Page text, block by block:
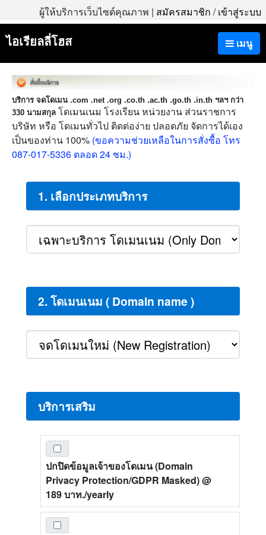
ผู้ให้บริการเว็บไซต์คุณภาพ | สมัครสมาชิก /เข้าสู่ระบบ
เมนู
ไอเรียลลี่โฮส
บริการ จดโดเมน .com .net .org .co.th .ac.th .go.th .in.th ฯลฯ กว่า
330 นามสกุล โดเมนเนม โรงเรียน หน่วยงาน ส่วนราชการ
บริษัท หรือ โดเมนทั่วไป ติดต่อง่าย ปลอดภัย จัดการได้เอง
เป็นของท่าน 100% (ขอความช่วยเหลือในการสั่งซื้อ โทร
087-017-5336 ตลอด 24 ชม.)
1. เลือกประเภทบริการ
2. โดเมนเนม ( Domain name )
บริการเสริม
ปกปิดข้อมูลเจ้าของโดเมน (Domain
Privacy Protection/GDPR Masked)@
189 บาท./yearly